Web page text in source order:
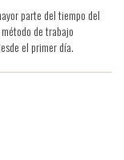
parte del tiempo del
de trabajo
el primer día.